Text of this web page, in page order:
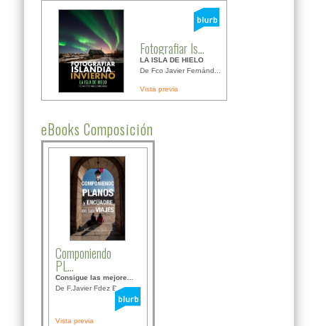
Fotografiar Is...
LA ISLA DE HIELO
De Fco Javier Fernánd...
Vista previa
eBooks Composición
Componiendo
PL...
Consigue las mejore...
De F.Javier Fdez Bor...
Vista previa